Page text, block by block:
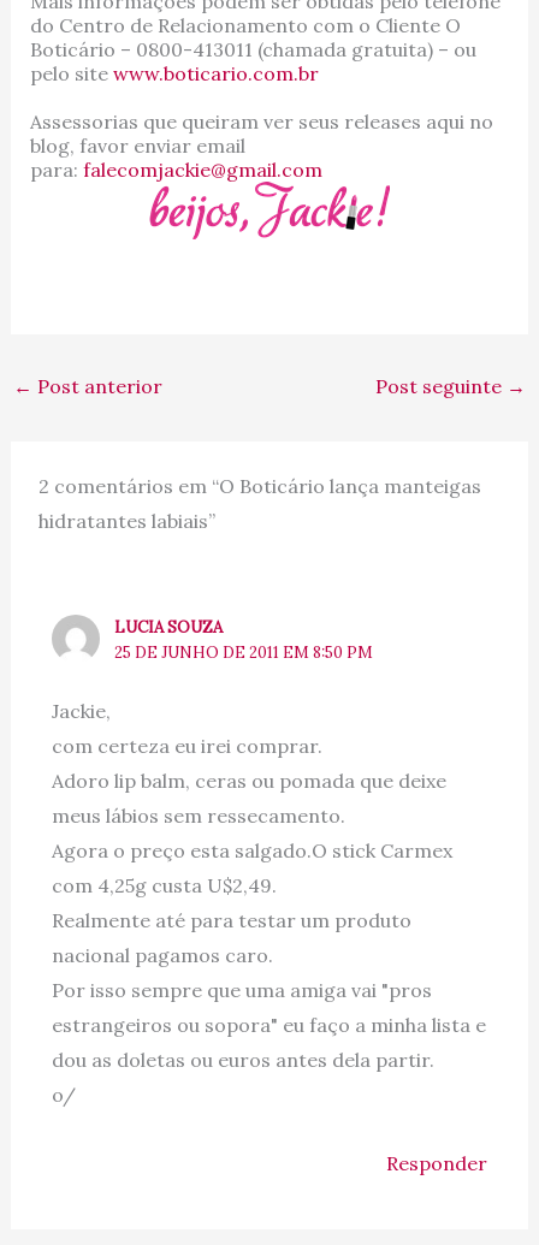
do Centro de Relacionamento com o Cliente O
Boticário – 0800-413011 (chamada gratuita) – ou
pelo sitewww.boticario.com.br
Assessorias que queiram ver seus releases aqui no
blog, favor enviar email
para: falecomjackie@gmail.com
← Post anterior Post seguinte →
2 comentários em “O Boticário lança manteigas
hidratantes labiais”
LUCIA SOUZA
25 DE JUNHO DE 2011 EM 8:50 PM
Jackie,
com certeza eu irei comprar.
Adoro lip balm, ceras ou pomada que deixe
meus lábios sem ressecamento.
Agora o preço esta salgado.O stick Carmex
com 4,25g custa U$2,49.
Realmente até para testar um produto
nacional pagamos caro.
Por isso sempre que uma amiga vai "pros
estrangeiros ou sopora" eu faço a minha lista e
dou as doletas ou euros antes dela partir.
o/
Responder